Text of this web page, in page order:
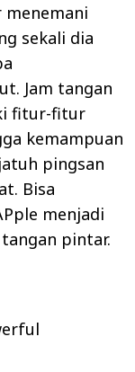
menemani
sekali dia
Jam tangan
fitur-fitur
kemampuan
pingsan
Bisa
menjadi
pintar.